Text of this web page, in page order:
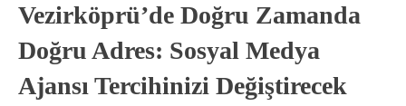
Vezirköprü’de Doğru Zamanda
Doğru Adres: Sosyal Medya
Ajansı Tercihinizi Değiştirecek